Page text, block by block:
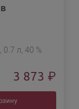
л, 40 %
3 873 ₽